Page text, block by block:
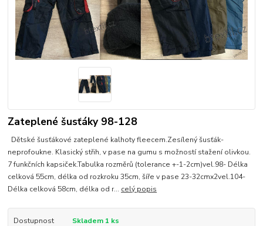
Zateplené šusťáky 98-128
Dětské šusťákové zateplené kalhoty fleecem.Zesílený šusťák-
neprofoukne. Klasický střih, v pase na gumu s možností stažení olivkou.
7 funkčních kapsiček.Tabulka rozměrů (tolerance +-1-2cm)vel.98- Délka
celková 55cm, délka od rozkroku 35cm, šíře v pase 23-32cmx2vel.104-
Délka celková 58cm, délka od r... celý popis
Dostupnost
Skladem 1 ks